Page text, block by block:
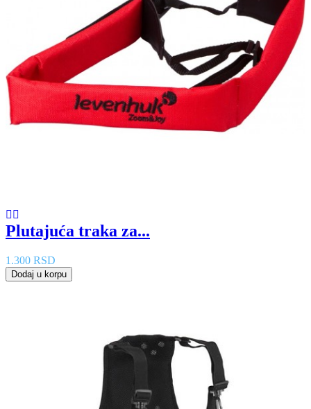
Plutajuća traka za...
1.300 RSD
Dodaj u korpu